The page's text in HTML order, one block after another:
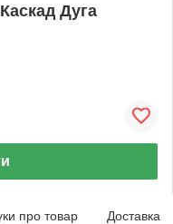
Дуга
про товар Доставка